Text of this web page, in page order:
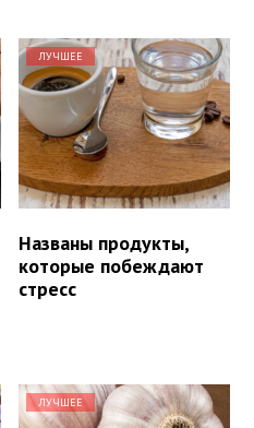
ЛУЧШЕЕ
Названы продукты,
которые побеждают
стресс
ЛУЧШЕЕ